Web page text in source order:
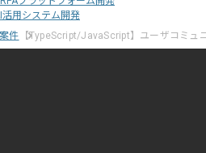
活用システム開発
件 【TypeScript/JavaScript】ユーザコミュ